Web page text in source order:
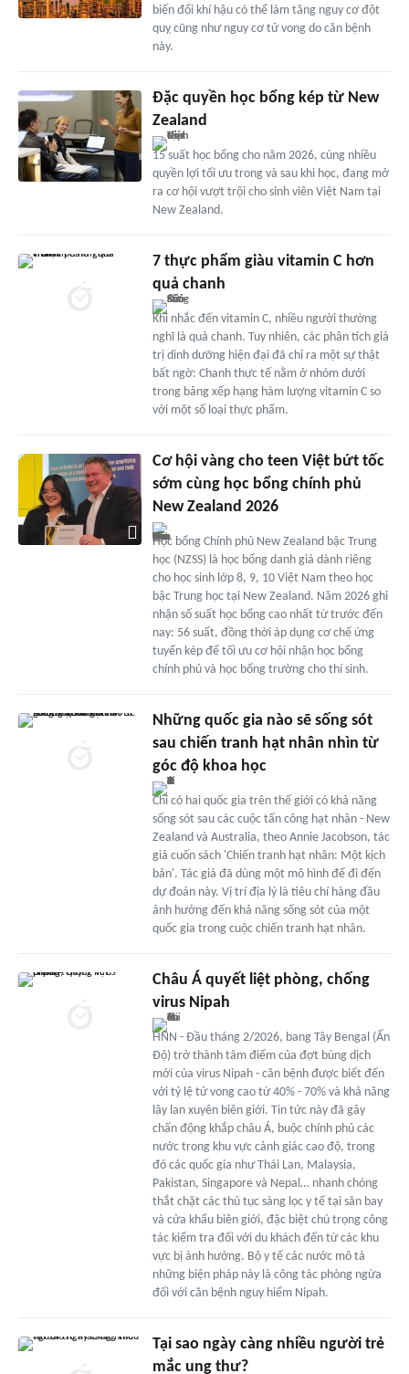
biến đổi khí hậu có thể làm tăng nguy cơ đột
quỵ cũng như nguy cơ tử vong do căn bệnh
này.
Đặc quyền học bổng kép từ New
Zealand
15 suất học bổng cho năm 2026, cùng nhiều
quyền lợi tối ưu trong và sau khi học, đang mở
ra cơ hội vượt trội cho sinh viên Việt Nam tại
New Zealand.
7 thực phẩm giàu vitamin C hơn
quả chanh
Khi nhắc đến vitamin C, nhiều người thường
nghĩ là quả chanh. Tuy nhiên, các phân tích giá
trị dinh dưỡng hiện đại đã chỉ ra một sự thật
bất ngờ: Chanh thực tế nằm ở nhóm dưới
trong bảng xếp hạng hàm lượng vitamin C so
với một số loại thực phẩm.
Cơ hội vàng cho teen Việt bứt tốc
sớm cùng học bổng chính phủ
New Zealand 2026
Học bổng Chính phủ New Zealand bậc Trung
học (NZSS) là học bổng danh giá dành riêng
cho học sinh lớp 8, 9, 10 Việt Nam theo học
bậc Trung học tại New Zealand. Năm 2026 ghi
nhận số suất học bổng cao nhất từ trước đến
nay: 56 suất, đồng thời áp dụng cơ chế ứng
tuyển kép để tối ưu cơ hội nhận học bổng
chính phủ và học bổng trường cho thí sinh.
Những quốc gia nào sẽ sống sót
sau chiến tranh hạt nhân nhìn từ
góc độ khoa học
Chỉ có hai quốc gia trên thế giới có khả năng
sống sót sau các cuộc tấn công hạt nhân - New
Zealand và Australia, theo Annie Jacobson, tác
giả cuốn sách 'Chiến tranh hạt nhân: Một kịch
bản'. Tác giả đã dùng một mô hình để đi đến
dự đoán này. Vị trí địa lý là tiêu chí hàng đầu
ảnh hưởng đến khả năng sống sót của một
quốc gia trong cuộc chiến tranh hạt nhân.
Châu Á quyết liệt phòng, chống
virus Nipah
HNN - Đầu tháng 2/2026, bang Tây Bengal (Ấn
Độ) trở thành tâm điểm của đợt bùng dịch
mới của virus Nipah - căn bệnh được biết đến
với tỷ lệ tử vong cao từ 40% - 70% và khả năng
lây lan xuyên biên giới. Tin tức này đã gây
chấn động khắp châu Á, buộc chính phủ các
nước trong khu vực cảnh giác cao độ, trong
đó các quốc gia như Thái Lan, Malaysia,
Pakistan, Singapore và Nepal… nhanh chóng
thắt chặt các thủ tục sàng lọc y tế tại sân bay
và cửa khẩu biên giới, đặc biệt chú trọng công
tác kiểm tra đối với du khách đến từ các khu
vực bị ảnh hưởng. Bộ y tế các nước mô tả
những biện pháp này là công tác phòng ngừa
đối với căn bệnh nguy hiểm Nipah.
Tại sao ngày càng nhiều người trẻ
mắc ung thư?